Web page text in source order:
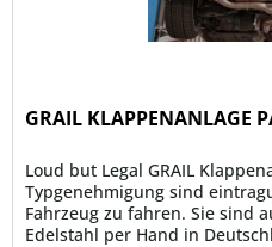
GRAIL KLAPPENANLAGE
Loud but Legal GRAIL
Typgenehmigung sind
Fahrzeug zu fahren. Sie sind
Edelstahl per Hand in